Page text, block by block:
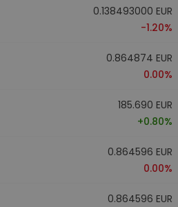
0.138493000 EUR
-1.20%
0.864874 EUR
0.00%
185.690 EUR
+0.80%
0.864596 EUR
0.00%
0.864596 EUR